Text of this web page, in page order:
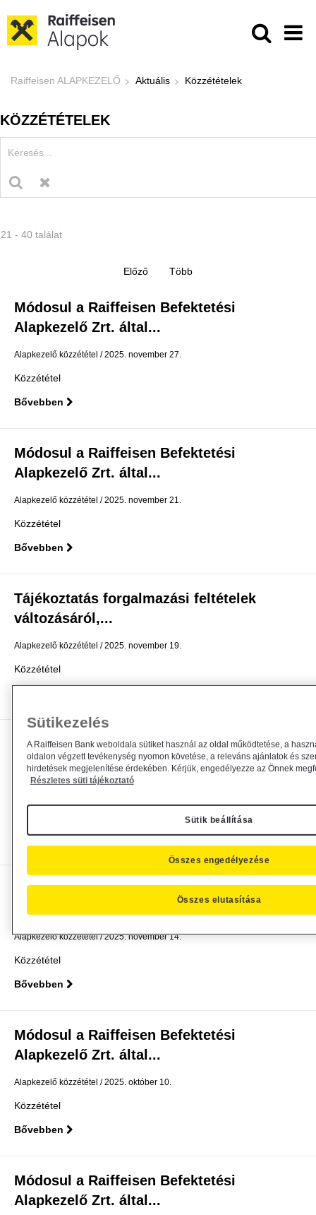
Közzétételek - Raiffeisen
Raiffeisen ALAPKEZELŐ Aktuális Közzétételek
KÖZZÉTÉTELEK
21 - 40 találat
Módosul a Raiffeisen Befektetési
Alapkezelő Zrt. által...
Alapkezelő közzététel 2025. november 27.
Közzététel
Bővebben
Módosul a Raiffeisen Befektetési
Alapkezelő Zrt. által...
Alapkezelő közzététel 2025. november 21.
Közzététel
Bővebben
Tájékoztatás forgalmazási feltételek
változásáról,...
Alapkezelő közzététel 2025. november 19.
Közzététel
Módosul a Raiffeisen Befektetési
Alapkezelő Zrt. által...
Bővebben
Kiemelt információkat tartalmazó
dokumentum módosítás
Alapkezelő közzététel 2025. november 14.
Közzététel
Bővebben
Módosul a Raiffeisen Befektetési
Alapkezelő Zrt. által...
Alapkezelő közzététel 2025. október 10.
Közzététel
Bővebben
Módosul a Raiffeisen Befektetési
Alapkezelő Zrt. által...
Sütikezelés
A Raiffeisen Bank weboldala sütiket használ az oldal működtetése, a
oldalon végzett tevékenység nyomon követése, a releváns ajánlatok és
hirdetések megjelenítése érdekében. Kérjük, engedélyezze az Önnek
Részletes süti tájékoztató
Sütik beállítása
Összes elutasítása
Összes engedélyezése